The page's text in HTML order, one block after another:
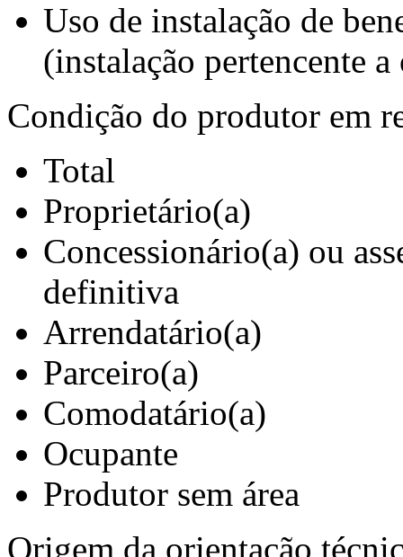
Uso de instalação de
(instalação pertencente
Condição do produtor em
Total
Proprietário(a)
Concessionário(a) ou
definitiva
Arrendatário(a)
Parceiro(a)
Comodatário(a)
Ocupante
Produtor sem área
Origem da orientação